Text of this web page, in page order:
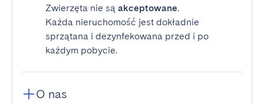
Zwierzęta nie są akceptowane.
Każda nieruchomość jest dokładnie
sprzątana i dezynfekowana przed i po
każdym pobycie.
O nas